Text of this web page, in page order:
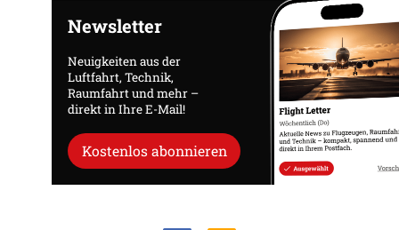
Newsletter
Neuigkeiten aus der
Luftfahrt, Technik,
Raumfahrt und mehr –
direkt in Ihre E-Mail!
Kostenlos abonnieren